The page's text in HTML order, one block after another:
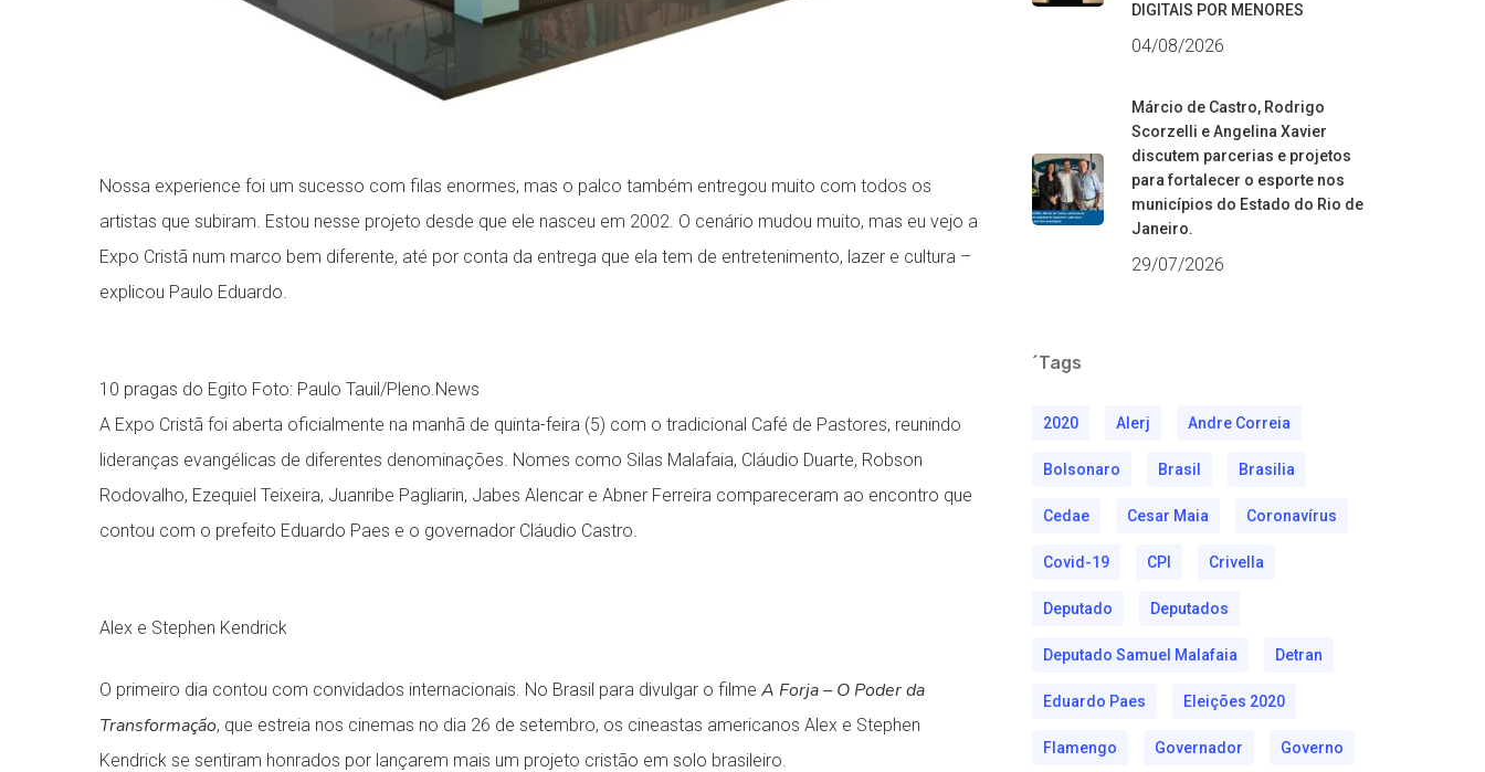
Nossa experience foi um sucesso com filas enormes, mas o palco também entregou muito com todos os
artistas que subiram. Estou nesse projeto desde que ele nasceu em 2002. O cenário mudou muito, mas eu vejo a
Expo Cristã num marco bem diferente, até por conta da entrega que ela tem de entretenimento, lazer e cultura –
explicou Paulo Eduardo.
10 pragas do Egito Foto: Paulo Tauil/Pleno.News
A Expo Cristã foi aberta oficialmente na manhã de quinta-feira (5) com o tradicional Café de Pastores, reunindo
lideranças evangélicas de diferentes denominações. Nomes como Silas Malafaia, Cláudio Duarte, Robson
Rodovalho, Ezequiel Teixeira, Juanribe Pagliarin, Jabes Alencar e Abner Ferreira compareceram ao encontro que
contou com o prefeito Eduardo Paes e o governador Cláudio Castro.
Alex e Stephen Kendrick
O primeiro dia contou com convidados internacionais. No Brasil para divulgar o filme A Forja – O Poder da
Transformação, que estreia nos cinemas no dia 26 de setembro, os cineastas americanos Alex e Stephen
Kendrick se sentiram honrados por lançarem mais um projeto cristão em solo brasileiro.
DIGITAIS POR MENORES
04/08/2026
Márcio de Castro, Rodrigo
Scorzelli e Angelina Xavier
discutem parcerias e projetos
para fortalecer o esporte nos
municípios do Estado do Rio de
Janeiro.
29/07/2026
´Tags
2020 Alerj Andre Correia
Bolsonaro Brasil Brasilia
Cedae Cesar Maia Coronavírus
Covid-19 CPI Crivella
Deputado Deputados
Deputado Samuel Malafaia Detran
Eduardo Paes Eleições 2020
Flamengo Governador Governo